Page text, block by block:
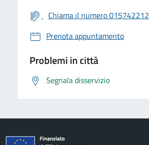
Chiama il numero 015742212
Prenota appuntamento
Problemi in città
Segnala disservizio